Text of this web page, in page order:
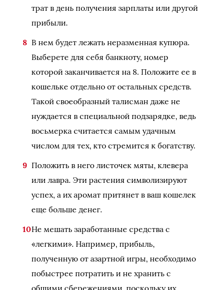
трат в день получения зарплаты или другой
прибыли.
В нем будет лежать неразменная купюра.
Выберете для себя банкноту, номер
которой заканчивается на 8. Положите ее в
кошельке отдельно от остальных средств.
Такой своеобразный талисман даже не
нуждается в специальной подзарядке, ведь
восьмерка считается самым удачным
числом для тех, кто стремится к богатству.
Положить в него листочек мяты, клевера
или лавра. Эти растения символизируют
успех, а их аромат притянет в ваш кошелек
еще больше денег.
Не мешать заработанные средства с
«легкими». Например, прибыль,
полученную от азартной игры, необходимо
побыстрее потратить и не хранить с
общими сбережениями, поскольку их